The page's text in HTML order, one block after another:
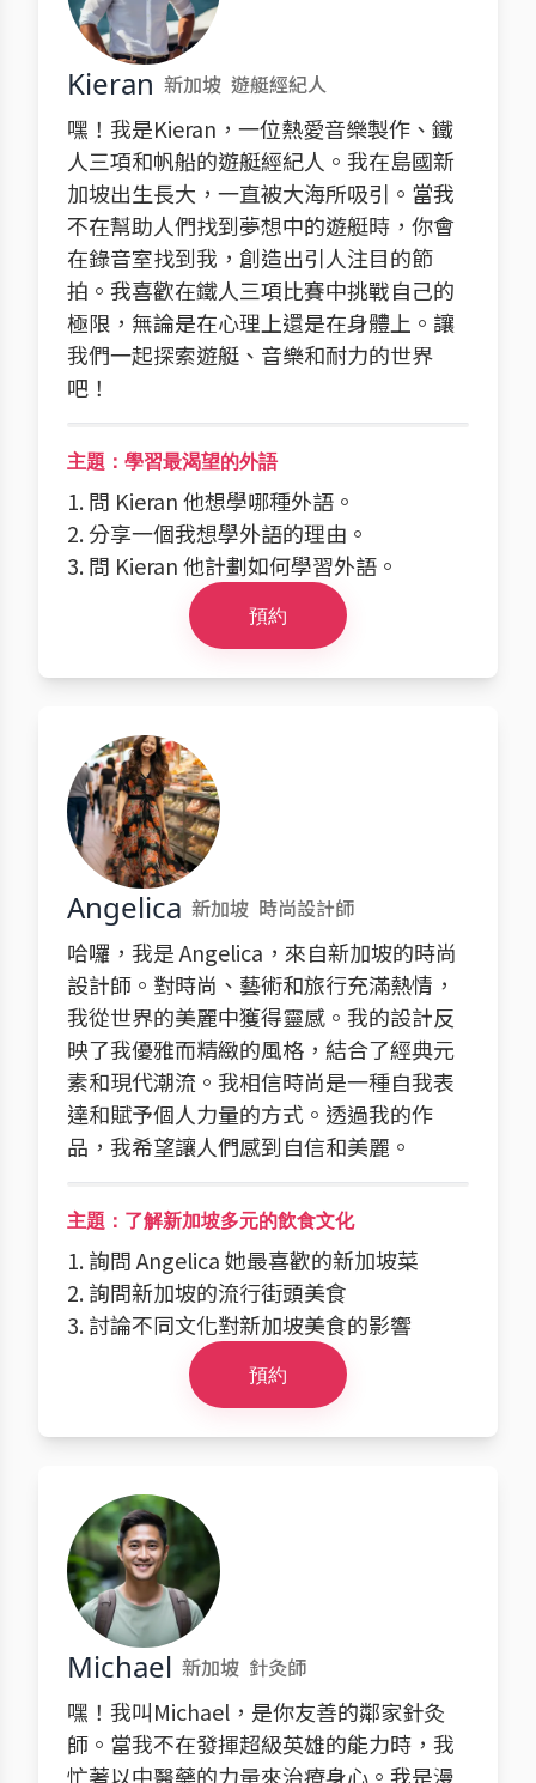
Kieran 新加坡 遊艇經紀人
嘿！我是Kieran，一位熱愛音樂製作、鐵
人三項和帆船的遊艇經紀人。我在島國新
加坡出生長大，一直被大海所吸引。當我
不在幫助人們找到夢想中的遊艇時，你會
在錄音室找到我，創造出引人注目的節
拍。我喜歡在鐵人三項比賽中挑戰自己的
極限，無論是在心理上還是在身體上。讓
我們一起探索遊艇、音樂和耐力的世界
吧！
主題：學習最渴望的外語
1. 問 Kieran 他想學哪種外語。
2. 分享一個我想學外語的理由。
3. 問 Kieran 他計劃如何學習外語。
預約
Angelica 新加坡 時尚設計師
哈囉，我是 Angelica，來自新加坡的時尚
設計師。對時尚、藝術和旅行充滿熱情，
我從世界的美麗中獲得靈感。我的設計反
映了我優雅而精緻的風格，結合了經典元
素和現代潮流。我相信時尚是一種自我表
達和賦予個人力量的方式。透過我的作
品，我希望讓人們感到自信和美麗。
主題：了解新加坡多元的飲食文化
1. 詢問 Angelica 她最喜歡的新加坡菜
2. 詢問新加坡的流行街頭美食
3. 討論不同文化對新加坡美食的影響
預約
Michael 新加坡 針灸師
嘿！我叫Michael，是你友善的鄰家針灸
師。當我不在發揮超級英雄的能力時，我
忙著以中醫藥的力量來治療身心。我是漫